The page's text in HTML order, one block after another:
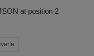
at position 2